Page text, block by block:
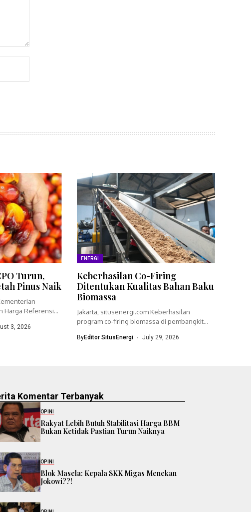
Turun,
Pinus Naik
Harga Referensi
3, 2026
ENERGI
Keberhasilan Co-Firing
Ditentukan Kualitas Bahan Baku
Biomassa
Jakarta, situsenergi.com Keberhasilan
program co-firing biomassa di pembangkit
ByEditor SitusEnergi July 29, 2026
Komentar Terbanyak
OPINI
Rakyat Lebih Butuh Stabilitasi Harga BBM
Bukan Ketidak Pastian Turun Naiknya
OPINI
Blok Masela: Kepala SKK Migas Menekan
Jokowi??!